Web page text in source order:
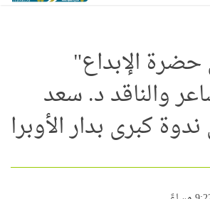
الإبداع"
والناقد د. سعد
كبرى بدار الأوبرا